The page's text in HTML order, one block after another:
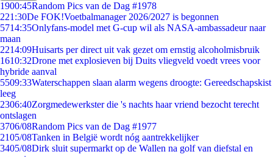
1900:45Random Pics van de Dag #1978
221:30De FOK!Voetbalmanager 2026/2027 is begonnen
5714:35Onlyfans-model met G-cup wil als NASA-ambassadeur naar
maan
2214:09Huisarts per direct uit vak gezet om ernstig alcoholmisbruik
1610:32Drone met explosieven bij Duits vliegveld voedt vrees voor
hybride aanval
5509:33Waterschappen slaan alarm wegens droogte: Gereedschapskist
leeg
2306:40Zorgmedewerkster die 's nachts haar vriend bezocht terecht
ontslagen
3706/08Random Pics van de Dag #1977
2105/08Tanken in België wordt nóg aantrekkelijker
3405/08Dirk sluit supermarkt op de Wallen na golf van diefstal en